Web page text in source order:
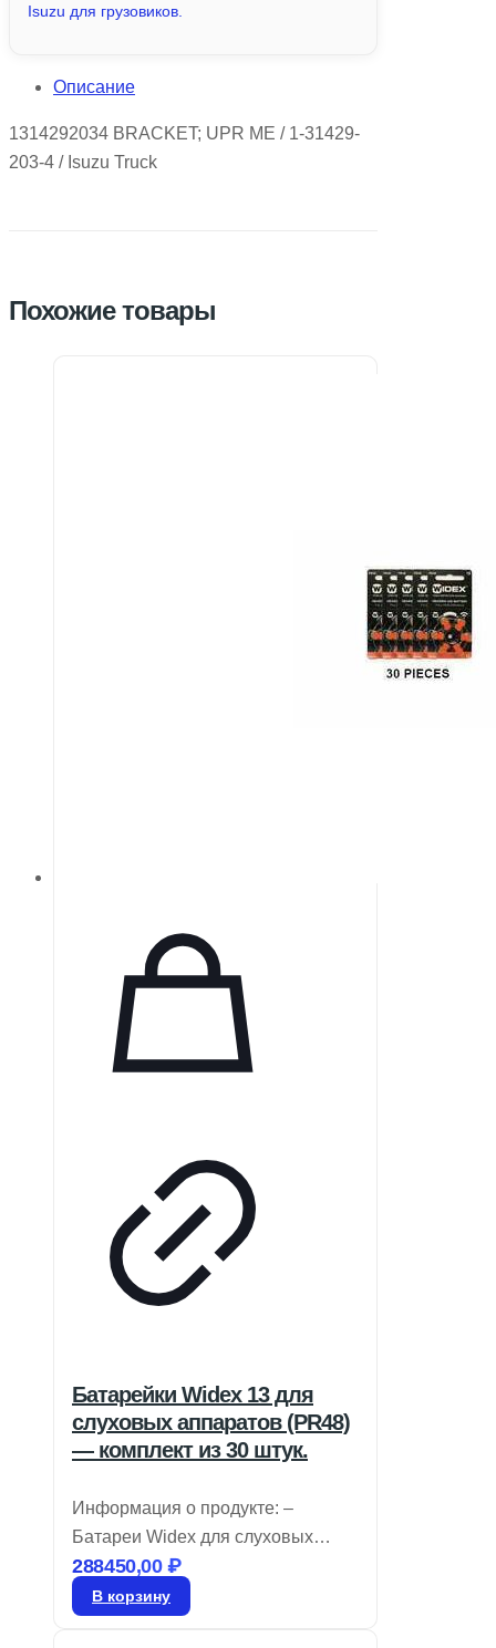
Isuzu для грузовиков.
Описание
1314292034 BRACKET; UPR ME / 1-31429-
203-4 / Isuzu Truck
Похожие товары
Батарейки Widex 13 для
слуховых аппаратов (PR48)
— комплект из 30 штук.
Информация о продукте: –
Батареи Widex для слуховых
аппаратов имеют цветовую
маркировку, позволяющую легко
288450,00₽
В корзину